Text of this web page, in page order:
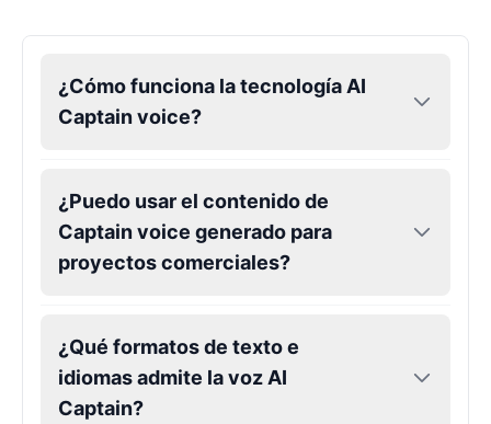
¿Cómo funciona la tecnología AI
Captain voice?
¿Puedo usar el contenido de
Captain voice generado para
proyectos comerciales?
¿Qué formatos de texto e
idiomas admite la voz AI
Captain?